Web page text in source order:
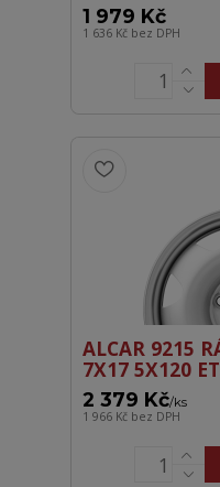
1 979 Kč
1 636 Kč bez DPH
ALCAR 9215
7X17 5X120
2 379 Kč/ks
1 966 Kč bez DPH